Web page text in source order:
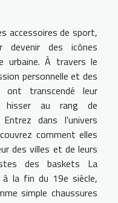
accessoires de sport,
des icônes
urbaine. À travers le
personnelle et des
ont transcendé leur
hisser au rang de
Entrez dans l'univers
comment elles
des villes et de leurs
des baskets La
la fin du 19e siècle,
simple chaussures